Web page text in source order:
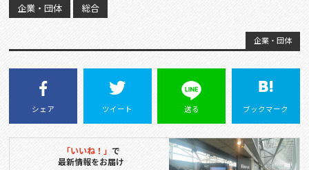
企業・団体 総合
企業・団体
シェア ツイート 送る ブックマーク
「いいね！」 で
最新情報をお届け